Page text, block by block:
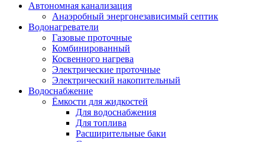
Автономная канализация
Анаэробный энергонезависимый септик
Водонагреватели
Газовые проточные
Комбинированный
Косвенного нагрева
Электрические проточные
Электрический накопительный
Водоснабжение
Ёмкости для жидкостей
Для водоснабжения
Для топлива
Расширительные баки